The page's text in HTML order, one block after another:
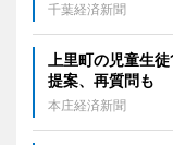
千葉経済新聞
上里町の児童生
提案、再質問も
本庄経済新聞